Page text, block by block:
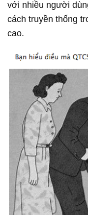
với nhiều người
cách truyền thống
cao.